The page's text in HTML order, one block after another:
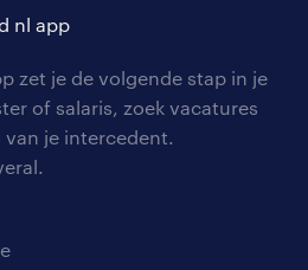
nl app
zet je de volgende stap in je
of salaris, zoek vacatures
je intercedent.